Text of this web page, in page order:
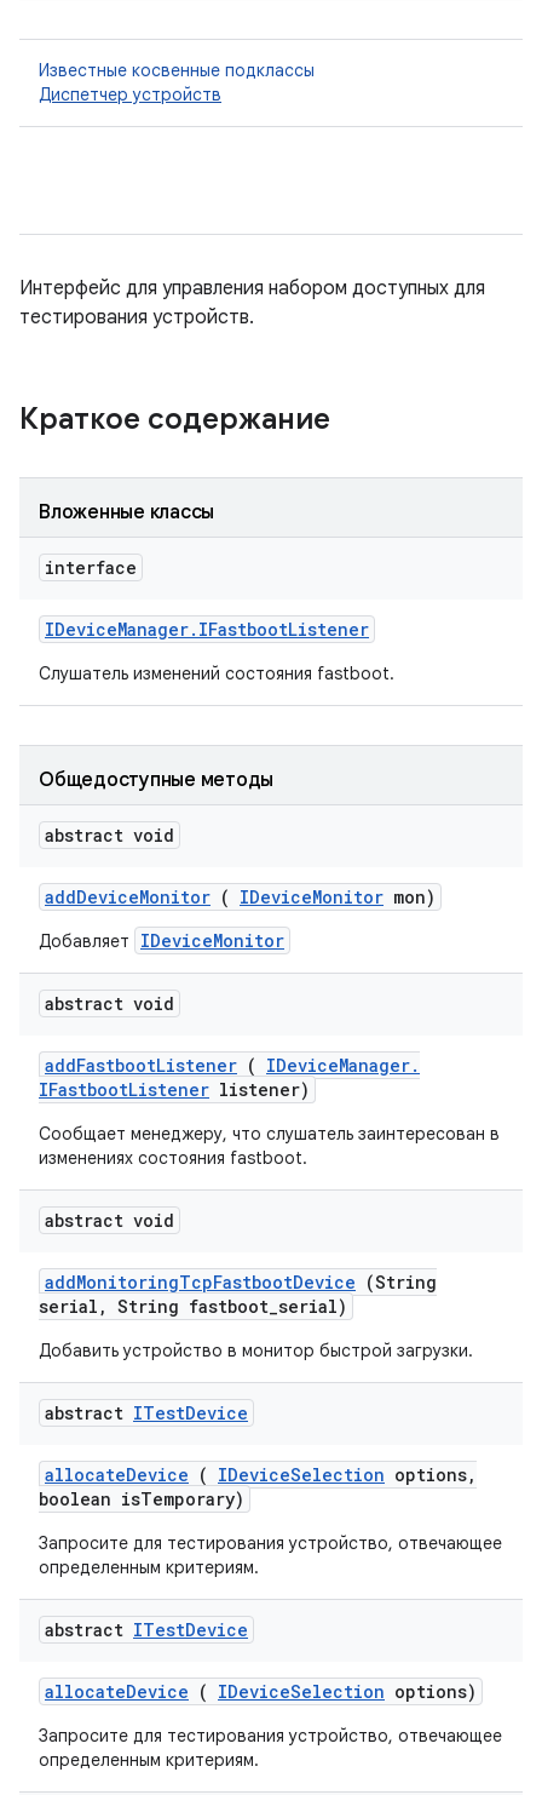
Известные косвенные подклассы
Диспетчер устройств
Интерфейс для управления набором доступных для
тестирования устройств.
Краткое содержание
Вложенные классы
interface
IDeviceManager. IFastbootListener
Слушатель изменений состояния fastboot.
Общедоступные методы
abstract void
addDeviceMonitor ( IDeviceMonitor mon)
Добавляет IDeviceMonitor
abstract void
addFastbootListener ( IDeviceManager.
IFastbootListener listener)
Сообщает менеджеру, что слушатель заинтересован в
изменениях состояния fastboot.
abstract void
addMonitoringTcpFastbootDevice (String
serial , String fastboot_serial)
Добавить устройство в монитор быстрой загрузки.
abstract ITestDevice
allocateDevice ( IDeviceSelection options,
boolean isTemporary)
Запросите для тестирования устройство, отвечающее
определенным критериям.
abstract ITestDevice
allocateDevice ( IDeviceSelection options)
Запросите для тестирования устройство, отвечающее
определенным критериям.